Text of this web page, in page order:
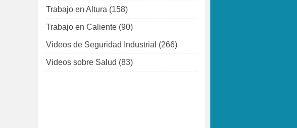
Trabajo en Altura (158)
Trabajo en Caliente (90)
Videos de Seguridad Industrial (266)
Videos sobre Salud (83)